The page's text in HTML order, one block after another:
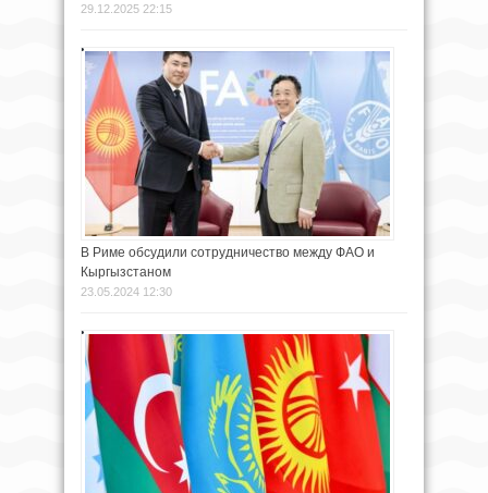
29.12.2025 22:15
В Риме обсудили сотрудничество между ФАО и
Кыргызстаном
23.05.2024 12:30